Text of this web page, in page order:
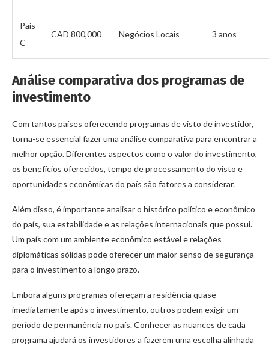
País
C
CAD 800,000 Negócios Locais 3 anos
Análise comparativa dos programas de
investimento
Com tantos países oferecendo programas de visto de investidor,
torna-se essencial fazer uma análise comparativa para encontrar a
melhor opção. Diferentes aspectos como o valor do investimento,
os benefícios oferecidos, tempo de processamento do visto e
oportunidades econômicas do país são fatores a considerar.
Além disso, é importante analisar o histórico político e econômico
do país, sua estabilidade e as relações internacionais que possui.
Um país com um ambiente econômico estável e relações
diplomáticas sólidas pode oferecer um maior senso de segurança
para o investimento a longo prazo.
Embora alguns programas ofereçam a residência quase
imediatamente após o investimento, outros podem exigir um
período de permanência no país. Conhecer as nuances de cada
programa ajudará os investidores a fazerem uma escolha alinhada